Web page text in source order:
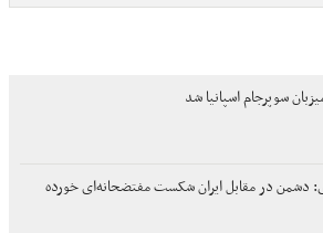
سوپرجام اسپانیا شد
دشمن در مقابل ایران شکست مفتضحانه‌ای خورده